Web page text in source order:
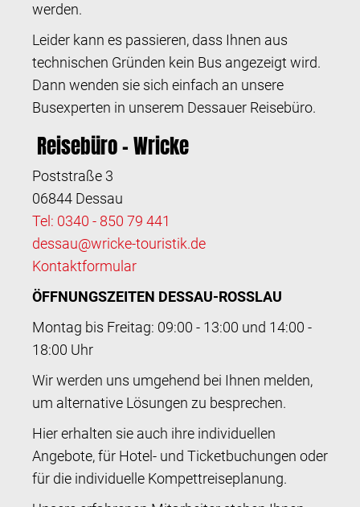
werden.
Leider kann es passieren, dass Ihnen aus
technischen Gründen kein Bus angezeigt wird.
Dann wenden sie sich einfach an unsere
Busexperten in unserem Dessauer Reisebüro.
Reisebüro – Wricke
Poststraße 3
06844 Dessau
Tel: 0340 - 850 79 441
dessau@wricke-touristik.de
Kontaktformular
ÖFFNUNGSZEITEN DESSAU-ROSSLAU
Montag bis Freitag: 09:00 - 13:00 und 14:00 -
18:00 Uhr
Wir werden uns umgehend bei Ihnen melden,
um alternative Lösungen zu besprechen.
Hier erhalten sie auch ihre individuellen
Angebote, für Hotel- und Ticketbuchungen oder
für die individuelle Kompettreiseplanung.